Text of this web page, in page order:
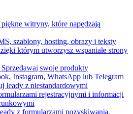
witryny, które napędzają
szablony, hosting, obrazy i teksty
którym utworzysz wspaniałe strony
Sprzedawaj swoje produkty
Instagram, WhatsApp lub Telegram
leady z niestandardowymi
rejestracyjnymi i informacji
z formularzami pozyskiwania,